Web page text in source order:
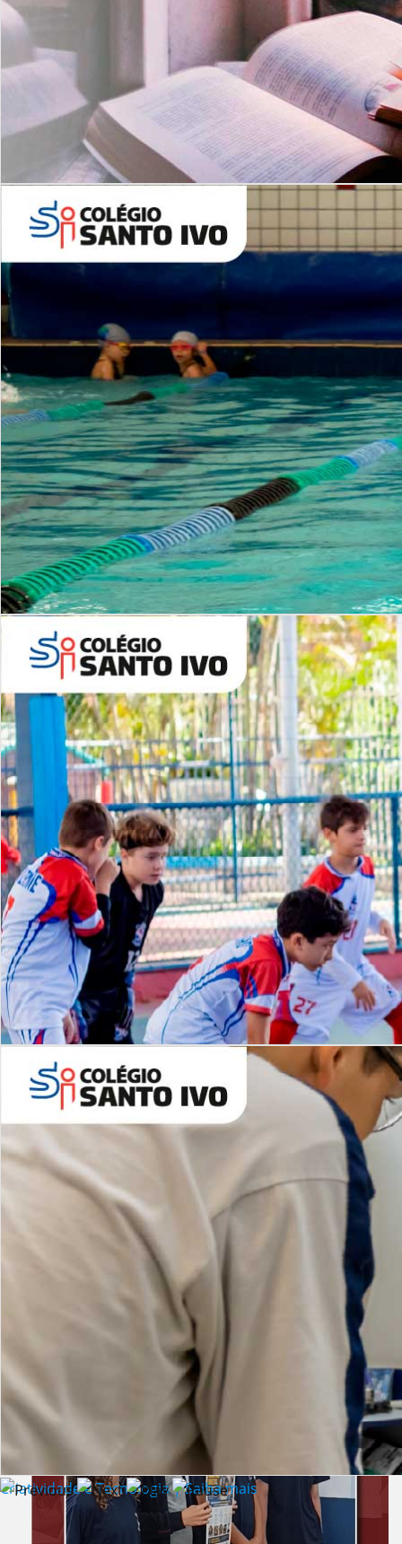
Leituras Literárias
Período Integral | Saiba mais
Desafios | Saiba mais
Criatividade e Tecnologia | Saiba mais
6º AO 9º ANO FUNDAMENTAL
Inglês: Turmas Reduzidas
(Proficiência)
ALUNOS NOVOS
Entre em Contato
INSTITUCIONAL
Lista de vídeos
NOSSOCANAL